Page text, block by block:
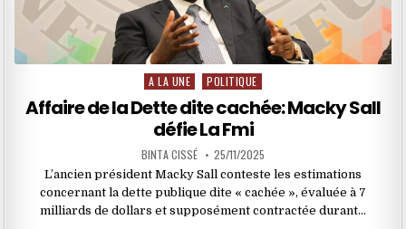
Posted
in
A LA UNE POLITIQUE
Affaire de la Dette dite cachée: Macky Sall
défie La Fmi
BINTA CISSÉ 25/11/2025
L’ancien président Macky Sall conteste les estimations
concernant la dette publique dite « cachée », évaluée à 7
milliards de dollars et supposément contractée durant…